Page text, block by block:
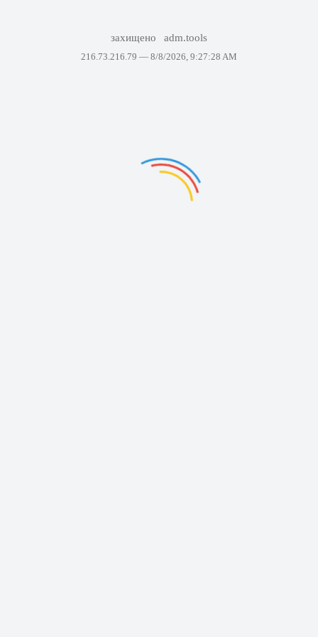
захищено adm.tools
216.73.216.79 — 8/8/2026, 9:27:28 AM